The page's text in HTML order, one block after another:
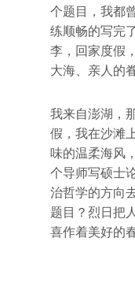
个题目，我都
练顺畅的写完
李，回家度假
大海、亲人的
我来自澎湖，
假，我在沙滩
味的温柔海风
个导师写硕士
治哲学的方向
题目？烈日把
喜作着美好的